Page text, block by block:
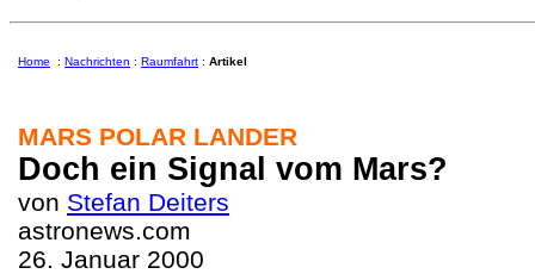
Home : Nachrichten : Raumfahrt : Artikel
MARS POLAR LANDER
Doch ein Signal vom Mars?
von Stefan Deiters
astronews.com
26. Januar 2000